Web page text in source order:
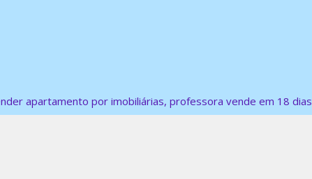
apartamento por imobiliárias, professora vende em 18 dias